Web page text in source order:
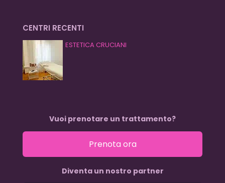
CENTRI RECENTI
ESTETICA CRUCIANI
Vuoi prenotare un trattamento?
Prenota ora
Diventa un nostro partner